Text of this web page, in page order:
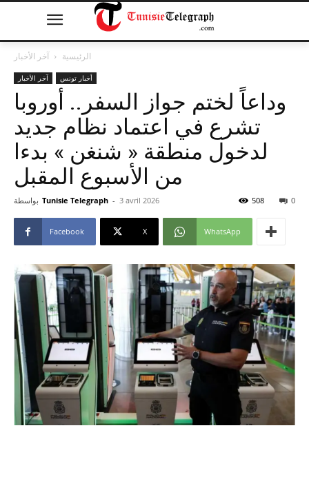
الرئيسية آخر الأخبار
آخر الأخبار أخبار تونس
وداعاً لختم جواز السفر.. أوروبا
تشرع في اعتماد نظام جديد
لدخول منطقة « شنغن » بدءا
من الأسبوع المقبل
بواسطة Tunisie Telegraph - 3 avril 2026 0
508
Facebook X WhatsApp